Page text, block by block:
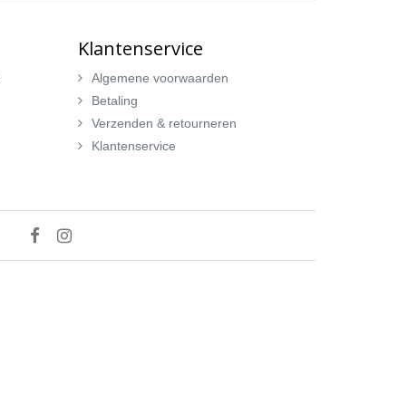
Klantenservice
Algemene voorwaarden
Betaling
Verzenden & retourneren
Klantenservice